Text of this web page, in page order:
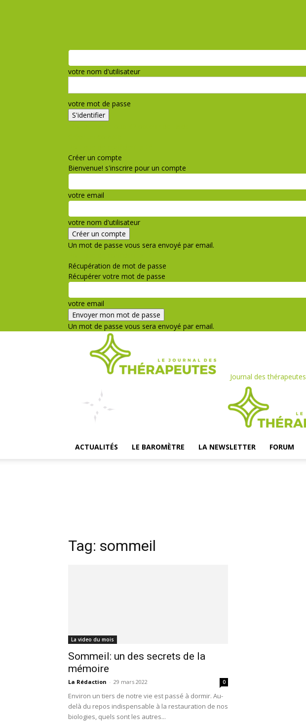
votre nom d'utilisateur
votre mot de passe
Créer un compte
Bienvenue! s'inscrire pour un compte
votre email
votre nom d'utilisateur
Un mot de passe vous sera envoyé par email.
Récupération de mot de passe
Récupérer votre mot de passe
votre email
Un mot de passe vous sera envoyé par email.
Journal des thérapeutes
ACTUALITÉS LE BAROMÈTRE LA NEWSLETTER FORUM
Tag: sommeil
La video du mois
Sommeil: un des secrets de la
mémoire
La Rédaction - 29 mars 2022 0
Environ un tiers de notre vie est passé à dormir. Au-
delà du repos indispensable à la restauration de nos
biologies, quels sont les autres...